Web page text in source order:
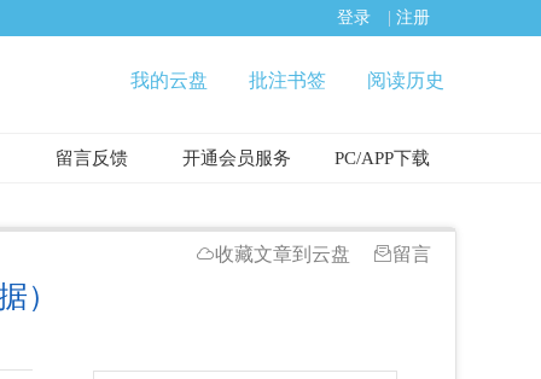
登录 注册
我的云盘 批注书签 阅读历史
留言反馈 开通会员服务 PC/APP下载
收藏文章到云盘 留言
）